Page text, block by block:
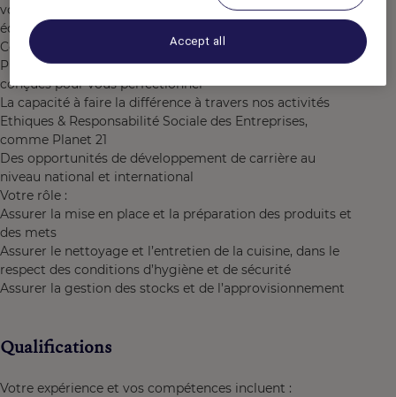
votre carrière à un tout autre niveau et rejoignez nos
équipes en cuisine !
Ce que l’établissement vous offre :
Plan de formations délivrées dans nos Académies
conçues pour vous perfectionner
La capacité à faire la différence à travers nos activités
Ethiques & Responsabilité Sociale des Entreprises,
comme Planet 21
Des opportunités de développement de carrière au
niveau national et international
Votre rôle :
Assurer la mise en place et la préparation des produits et
des mets
Assurer le nettoyage et l’entretien de la cuisine, dans le
respect des conditions d’hygiène et de sécurité
Assurer la gestion des stocks et de l’approvisionnement
Qualifications
Votre expérience et vos compétences incluent :
Accept all